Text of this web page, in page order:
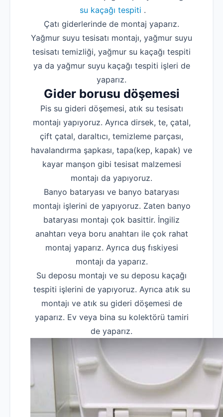
su kaçağı tespiti .
Çatı giderlerinde de montaj yaparız.
Yağmur suyu tesisatı montajı, yağmur suyu
tesisatı temizliği, yağmur su kaçağı tespiti
ya da yağmur suyu kaçağı tespiti işleri de
yaparız.
Gider borusu döşemesi
Pis su gideri döşemesi, atık su tesisatı
montajı yapıyoruz. Ayrıca dirsek, te, çatal,
çift çatal, daraltıcı, temizleme parçası,
havalandırma şapkası, tapa(kep, kapak) ve
kayar manşon gibi tesisat malzemesi
montajı da yapıyoruz.
Banyo bataryası ve banyo bataryası
montajı işlerini de yapıyoruz. Zaten banyo
bataryası montajı çok basittir. İngiliz
anahtarı veya boru anahtarı ile çok rahat
montaj yaparız. Ayrıca duş fıskiyesi
montajı da yaparız.
Su deposu montajı ve su deposu kaçağı
tespiti işlerini de yapıyoruz. Ayrıca atık su
montajı ve atık su gideri döşemesi de
yaparız. Ev veya bina su kolektörü tamiri
de yaparız.